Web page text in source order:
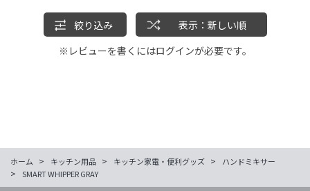
絞り込み
表示：新しい順
※レビューを書くにはログインが必要です。
ホーム > キッチン用品 > キッチン家電・便利グッズ > ハンドミキサー
> SMART WHIPPER GRAY